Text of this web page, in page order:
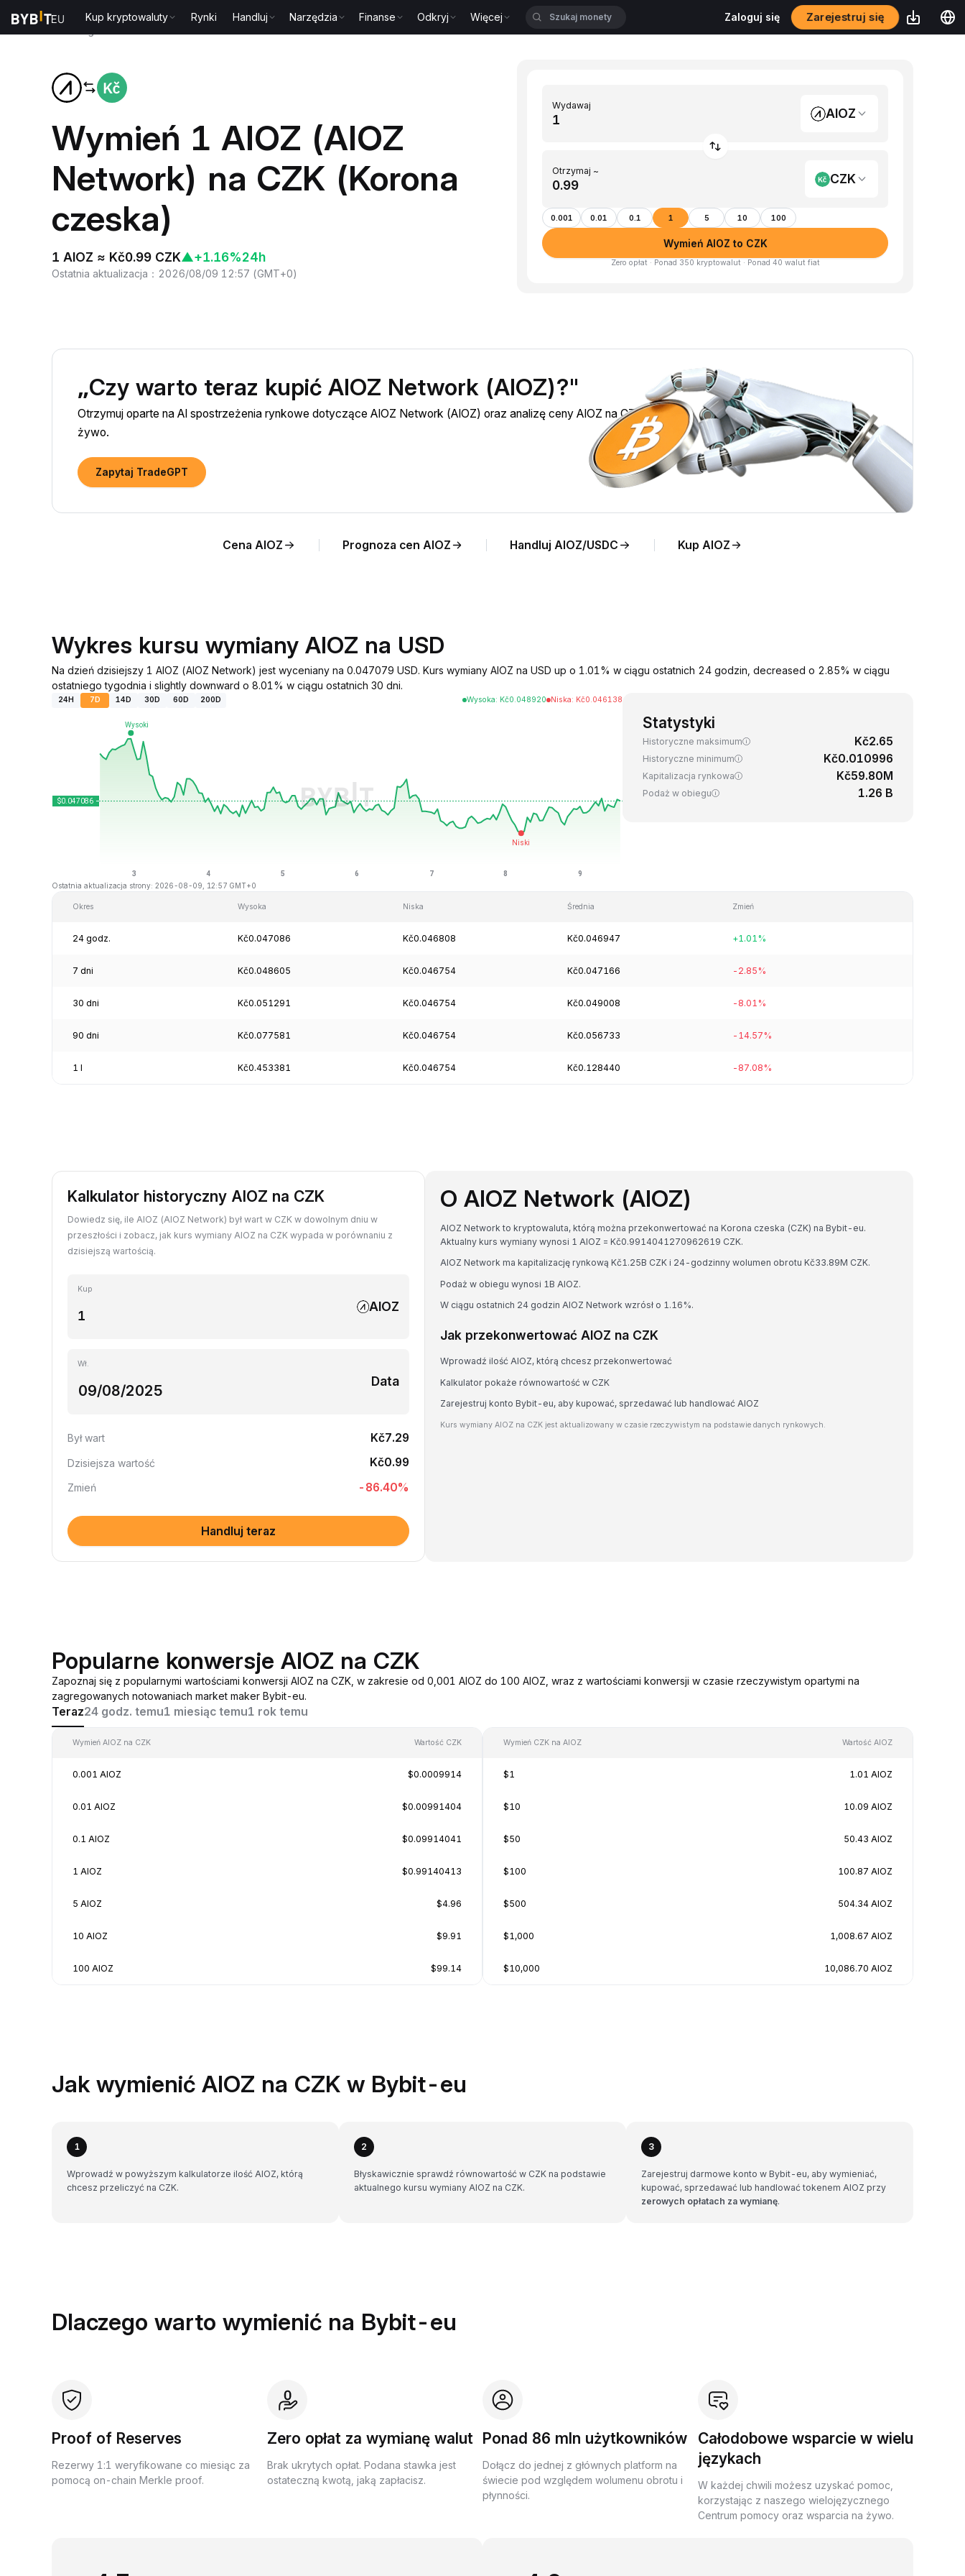
Kup kryptowaluty Rynki Handluj Narzędzia Finanse Odkryj Więcej Zaloguj się Zarejestruj się
Wymień 1 AIOZ (AIOZ
Network) na CZK (Korona
czeska)
1 AIOZ ≈ Kč0.99 CZK▲+1.16%24h
Ostatnia aktualizacja ： 2026/08/09 12:57 (GMT+0)
Wydawaj
AIOZ
Otrzymaj ~
CZK
0.001 0.01 0.1 1 5 10 100
Wymień AIOZ to CZK
Zero opłat · Ponad 350 kryptowalut · Ponad 40 walut fiat
„Czy warto teraz kupić AIOZ Network (AIOZ)?"
Otrzymuj oparte na AI spostrzeżenia rynkowe dotyczące AIOZ Network (AIOZ) oraz analizę ceny AIOZ na CZK na
żywo.
Zapytaj TradeGPT
Cena AIOZ Prognoza cen AIOZ Handluj AIOZ/USDC Kup AIOZ
Wykres kursu wymiany AIOZ na USD
Na dzień dzisiejszy 1 AIOZ (AIOZ Network) jest wyceniany na 0.047079 USD. Kurs wymiany AIOZ na USD up o 1.01% w ciągu ostatnich 24 godzin, decreased o 2.85% w ciągu
ostatniego tygodnia i slightly downward o 8.01% w ciągu ostatnich 30 dni.
24H 7D 14D 30D 60D 200D Wysoka: Kč0.048920 Niska: Kč0.046138
Ostatnia aktualizacja strony: 2026-08-09, 12:57 GMT+0
Statystyki
Historyczne maksimum Kč2.65
Historyczne minimum Kč0.010996
Kapitalizacja rynkowa Kč59.80M
Podaż w obiegu 1.26 B
Okres Wysoka Niska Średnia Zmień
24 godz. Kč0.047086 Kč0.046808 Kč0.046947 +1.01%
7 dni Kč0.048605 Kč0.046754 Kč0.047166 -2.85%
30 dni Kč0.051291 Kč0.046754 Kč0.049008 -8.01%
90 dni Kč0.077581 Kč0.046754 Kč0.056733 -14.57%
1 l Kč0.453381 Kč0.046754 Kč0.128440 -87.08%
Kalkulator historyczny AIOZ na CZK
Dowiedz się, ile AIOZ (AIOZ Network) był wart w CZK w dowolnym dniu w
przeszłości i zobacz, jak kurs wymiany AIOZ na CZK wypada w porównaniu z
dzisiejszą wartością.
Kup
AIOZ
Wł.
Data
Był wart Kč7.29
Dzisiejsza wartość Kč0.99
Zmień -86.40%
Handluj teraz
O AIOZ Network (AIOZ)
AIOZ Network to kryptowaluta, którą można przekonwertować na Korona czeska (CZK) na Bybit-eu.
Aktualny kurs wymiany wynosi 1 AIOZ = Kč0.9914041270962619 CZK.
AIOZ Network ma kapitalizację rynkową Kč1.25B CZK i 24-godzinny wolumen obrotu Kč33.89M CZK.
Podaż w obiegu wynosi 1B AIOZ.
W ciągu ostatnich 24 godzin AIOZ Network wzrósł o 1.16%.
Jak przekonwertować AIOZ na CZK
Wprowadź ilość AIOZ, którą chcesz przekonwertować
Kalkulator pokaże równowartość w CZK
Zarejestruj konto Bybit-eu, aby kupować, sprzedawać lub handlować AIOZ
Kurs wymiany AIOZ na CZK jest aktualizowany w czasie rzeczywistym na podstawie danych rynkowych.
Popularne konwersje AIOZ na CZK
Zapoznaj się z popularnymi wartościami konwersji AIOZ na CZK, w zakresie od 0,001 AIOZ do 100 AIOZ, wraz z wartościami konwersji w czasie rzeczywistym opartymi na
zagregowanych notowaniach market maker Bybit-eu.
Teraz24 godz. temu1 miesiąc temu1 rok temu
Wymień AIOZ na CZK Wartość CZK
0.001 AIOZ $0.0009914
0.01 AIOZ $0.00991404
0.1 AIOZ $0.09914041
1 AIOZ $0.99140413
5 AIOZ $4.96
10 AIOZ $9.91
100 AIOZ $99.14
Wymień CZK na AIOZ Wartość AIOZ
$1 1.01 AIOZ
$10 10.09 AIOZ
$50 50.43 AIOZ
$100 100.87 AIOZ
$500 504.34 AIOZ
$1,000 1,008.67 AIOZ
$10,000 10,086.70 AIOZ
Jak wymienić AIOZ na CZK w Bybit-eu
1
Wprowadź w powyższym kalkulatorze ilość AIOZ, którą
chcesz przeliczyć na CZK.
2
Błyskawicznie sprawdź równowartość w CZK na podstawie
aktualnego kursu wymiany AIOZ na CZK.
3
Zarejestruj darmowe konto w Bybit-eu, aby wymieniać,
kupować, sprzedawać lub handlować tokenem AIOZ przy
zerowych opłatach za wymianę.
Dlaczego warto wymienić na Bybit-eu
Proof of Reserves
Rezerwy 1:1 weryfikowane co miesiąc za
pomocą on-chain Merkle proof.
Zero opłat za wymianę walut
Brak ukrytych opłat. Podana stawka jest
ostateczną kwotą, jaką zapłacisz.
Ponad 86 mln użytkowników
Dołącz do jednej z głównych platform na
świecie pod względem wolumenu obrotu i
płynności.
Całodobowe wsparcie w wielu
językach
W każdej chwili możesz uzyskać pomoc,
korzystając z naszego wielojęzycznego
Centrum pomocy oraz wsparcia na żywo.